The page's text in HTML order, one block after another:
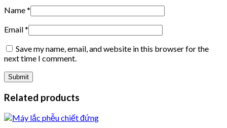
Name*
Email*
Save my name, email, and website in this browser for the
next time I comment.
Related products